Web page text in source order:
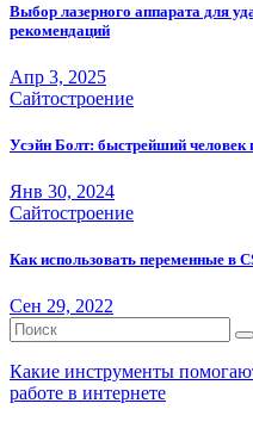
Выбор лазерного аппарата для
рекомендаций
Апр 3, 2025
Сайтостроение
Усэйн Болт: быстрейший человек
Янв 30, 2024
Сайтостроение
Как использовать переменные в
Сен 29, 2022
Какие инструменты
работе в интернете